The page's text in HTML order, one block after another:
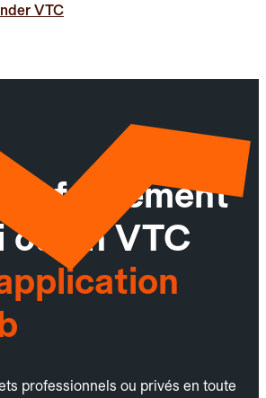
VTC
facilement
ou un VTC
professionnels ou privés en toute